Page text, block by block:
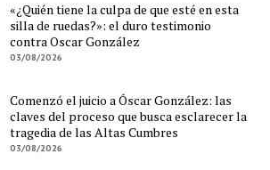
«¿Quién tiene la culpa de que esté en esta
silla de ruedas?»: el duro testimonio
contra Oscar González
03/08/2026
Comenzó el juicio a Óscar González: las
claves del proceso que busca esclarecer la
tragedia de las Altas Cumbres
03/08/2026